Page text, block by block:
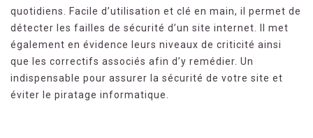
quotidiens. Facile d’utilisation et clé en main, il permet de
détecter les failles de sécurité d’un site internet. Il met
également en évidence leurs niveaux de criticité ainsi
que les correctifs associés afin d’y remédier. Un
indispensable pour assurer la sécurité de votre site et
éviter le piratage informatique.